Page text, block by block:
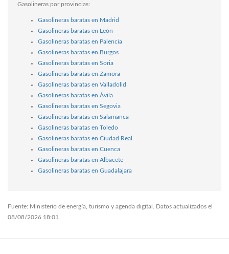
Gasolineras por provincias:
Gasolineras baratas en Madrid
Gasolineras baratas en León
Gasolineras baratas en Palencia
Gasolineras baratas en Burgos
Gasolineras baratas en Soria
Gasolineras baratas en Zamora
Gasolineras baratas en Valladolid
Gasolineras baratas en Ávila
Gasolineras baratas en Segovia
Gasolineras baratas en Salamanca
Gasolineras baratas en Toledo
Gasolineras baratas en Ciudad Real
Gasolineras baratas en Cuenca
Gasolineras baratas en Albacete
Gasolineras baratas en Guadalajara
Fuente: Ministerio de energía, turismo y agenda digital. Datos actualizados el
08/08/2026 18:01